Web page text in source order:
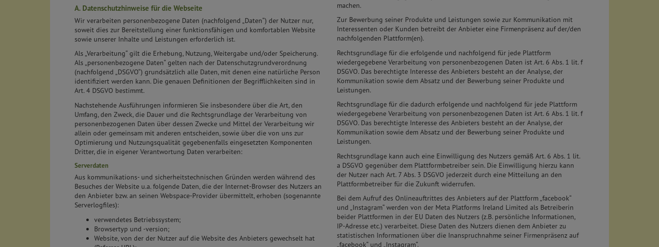
A. Datenschutzhinweise für die Webseite
Wir verarbeiten personenbezogene Daten (nachfolgend „Daten“) der Nutzer nur,
soweit dies zur Bereitstellung einer funktionsfähigen und komfortablen Website
sowie unserer Inhalte und Leistungen erforderlich ist.
Als „Verarbeitung“ gilt die Erhebung, Nutzung, Weitergabe und/oder Speicherung.
Als „personenbezogene Daten“ gelten nach der Datenschutzgrundverordnung
(nachfolgend „DSGVO“) grundsätzlich alle Daten, mit denen eine natürliche Person
identifiziert werden kann. Die genauen Definitionen der Begrifflichkeiten sind in
Art. 4 DSGVO bestimmt.
Nachstehende Ausführungen informieren Sie insbesondere über die Art, den
Umfang, den Zweck, die Dauer und die Rechtsgrundlage der Verarbeitung von
personenbezogenen Daten über dessen Zwecke und Mittel der Verarbeitung wir
allein oder gemeinsam mit anderen entscheiden, sowie über die von uns zur
Optimierung und Nutzungsqualität gegebenenfalls eingesetzten Komponenten
Dritter, die in eigener Verantwortung Daten verarbeiten:
Serverdaten
Aus kommunikations- und sicherheitstechnischen Gründen werden während des
Besuches der Website u.a. folgende Daten, die der Internet-Browser des Nutzers an
den Anbieter bzw. an seinen Webspace-Provider übermittelt, erhoben (sogenannte
Serverlogfiles):
verwendetes Betriebssystem;
Browsertyp und -version;
Website, von der der Nutzer auf die Website des Anbieters gewechselt hat
machen.
Zur Bewerbung seiner Produkte und Leistungen sowie zur Kommunikation mit
Interessenten oder Kunden betreibt der Anbieter eine Firmenpräsenz auf der/den
nachfolgenden Plattform(en).
Rechtsgrundlage für die erfolgende und nachfolgend für jede Plattform
wiedergegebene Verarbeitung von personenbezogenen Daten ist Art. 6 Abs. 1 lit. f
DSGVO. Das berechtigte Interesse des Anbieters besteht an der Analyse, der
Kommunikation sowie dem Absatz und der Bewerbung seiner Produkte und
Leistungen.
Rechtsgrundlage für die dadurch erfolgende und nachfolgend für jede Plattform
wiedergegebene Verarbeitung von personenbezogenen Daten ist Art. 6 Abs. 1 lit. f
DSGVO. Das berechtigte Interesse des Anbieters besteht an der Analyse, der
Kommunikation sowie dem Absatz und der Bewerbung seiner Produkte und
Leistungen.
Rechtsgrundlage kann auch eine Einwilligung des Nutzers gemäß Art. 6 Abs. 1 lit.
a DSGVO gegenüber dem Plattformbetreiber sein. Die Einwilligung hierzu kann
der Nutzer nach Art. 7 Abs. 3 DSGVO jederzeit durch eine Mitteilung an den
Plattformbetreiber für die Zukunft widerrufen.
Bei dem Aufruf des Onlineauftrittes des Anbieters auf der Plattform „facebook“
und „Instagram“ werden von der Meta Platforms Ireland Limited als Betreiberin
beider Plattformen in der EU Daten des Nutzers (z.B. persönliche Informationen,
IP-Adresse etc.) verarbeitet. Diese Daten des Nutzers dienen dem Anbieter zu
statistischen Informationen über die Inanspruchnahme seiner Firmenpräsenz auf
„facebook“ und „Instagram“.